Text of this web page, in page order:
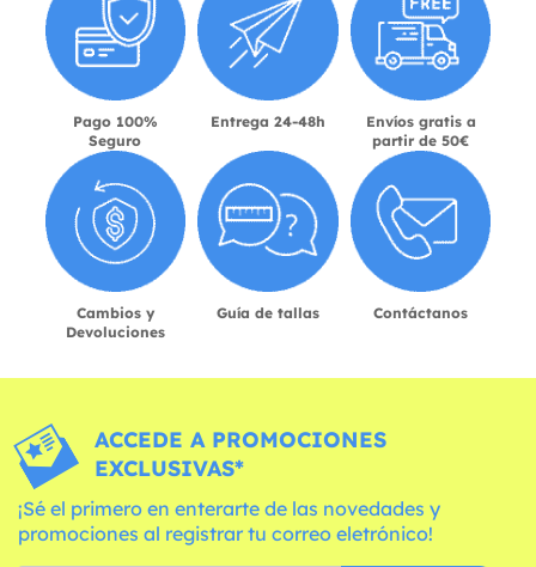
Pago 100%
Seguro
Entrega 24-48h
Envíos gratis a
partir de 50€
Cambios y
Devoluciones
Guía de tallas Contáctanos
ACCEDE A PROMOCIONES
EXCLUSIVAS*
¡Sé el primero en enterarte de las novedades y
promociones al registrar tu correo eletrónico!